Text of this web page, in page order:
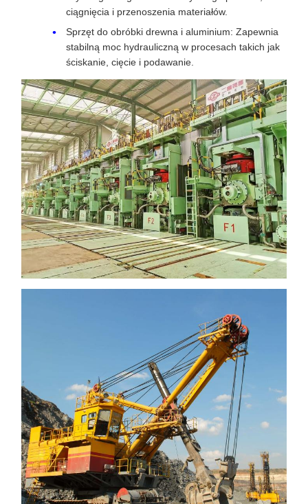
ciągnięcia i przenoszenia materiałów.
Sprzęt do obróbki drewna i aluminium: Zapewnia
stabilną moc hydrauliczną w procesach takich jak
ściskanie, cięcie i podawanie.